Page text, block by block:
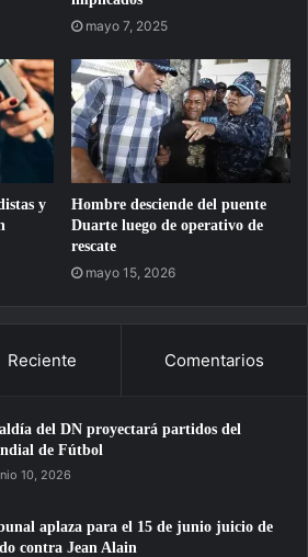
mayo 7, 2025
y
Hombre desciende del puente
Duarte luego de operativo de
rescate
mayo 15, 2026
Reciente Comentarios
del DN proyectará partidos del
de Fútbol
10, 2026
aplaza para el 15 de junio juicio de
contra Jean Alain